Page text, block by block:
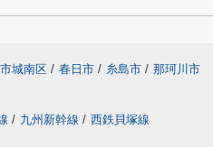
城南区 / 春日市 / 糸島市 / 那珂川市
/ 九州新幹線 / 西鉄貝塚線